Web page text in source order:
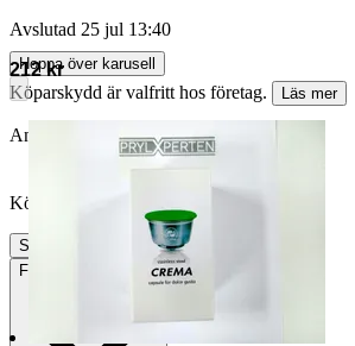
Avslutad 25 jul 13:40
212 kr
Köparskydd är valfritt hos företag.
Läs mer
Annonsen avslutades utan köp
Köpförfrågan är tyvärr inte tillgänglig.
Slutade
Frakt
33 kr PostNord
Hoppa över karusell